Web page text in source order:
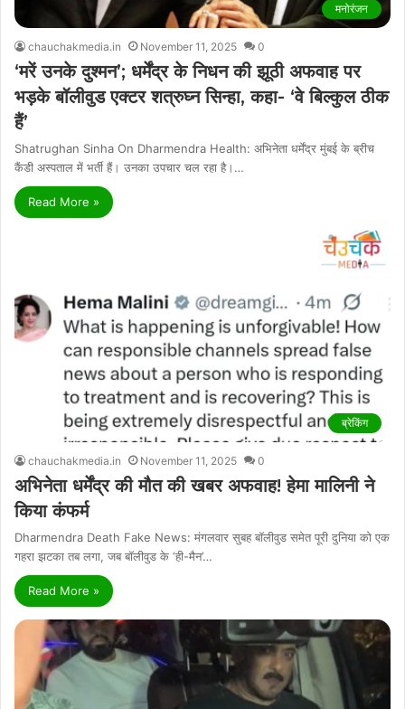
मनोरंजन
chauchakmedia.in November 11, 2025 0
‘मरें उनके दुश्मन’; धर्मेंद्र के निधन की झूठी अफवाह पर
भड़के बॉलीवुड एक्टर शत्रुघ्न सिन्हा, कहा- ‘वे बिल्कुल ठीक
हैं’
Shatrughan Sinha On Dharmendra Health: अभिनेता धर्मेंद्र मुंबई के ब्रीच
कैंडी अस्पताल में भर्ती हैं। उनका उपचार चल रहा है।…
Read More »
ब्रेकिंग
chauchakmedia.in November 11, 2025 0
अभिनेता धर्मेंद्र की मौत की खबर अफवाह! हेमा मालिनी ने
किया कंफर्म
Dharmendra Death Fake News: मंगलवार सुबह बॉलीवुड समेत पूरी दुनिया को एक
गहरा झटका तब लगा, जब बॉलीवुड के ‘ही-मैन’…
Read More »